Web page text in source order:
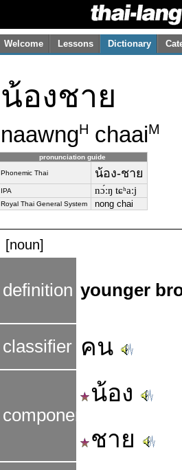
Welcome Lessons Dictionary
น้องชาย
naawngH chaaiM
pronunciation guide
Phonemic Thai น้อง-ชาย
IPA nɔ́ːŋ tɕʰaːj
Royal Thai General System nong chai
[noun]
definition younger
classifier คน
components
น้อง
ชาย